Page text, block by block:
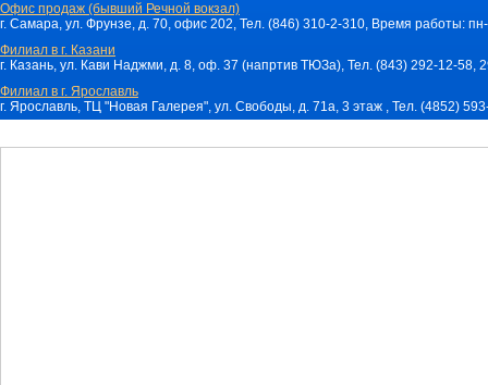
Офис продаж (бывший Речной вокзал)
г. Самара, ул. Фрунзе, д. 70, офис 202, Тел. (846) 310-2-310, Время работы:
Филиал в г. Казани
г. Казань, ул. Кави Наджми, д. 8, оф. 37 (напртив ТЮЗа), Тел. (843) 292-12-
Филиал в г. Ярославль
г. Ярославль, ТЦ "Новая Галерея", ул. Свободы, д. 71a, 3 этаж , Тел. (4852)